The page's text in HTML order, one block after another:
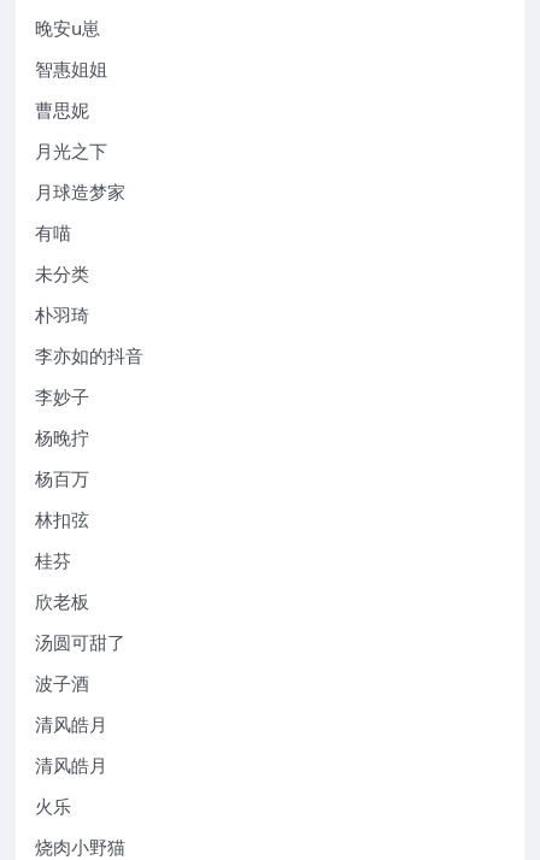
晚安u崽
智惠姐姐
曹思妮
月光之下
月球造梦家
有喵
未分类
朴羽琦
李亦如的抖音
李妙子
杨晚拧
杨百万
林扣弦
桂芬
欣老板
汤圆可甜了
波子酒
清风皓月
清风皓月
火乐
烧肉小野猫